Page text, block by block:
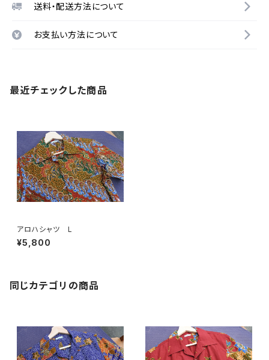
送料・配送方法について
お支払い方法について
最近チェックした商品
アロハシャツ L
¥5,800
同じカテゴリの商品